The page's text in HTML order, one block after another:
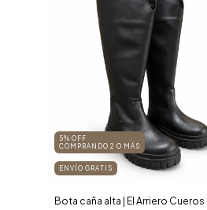
5% OFF
COMPRANDO 2 O MÁS
ENVÍO GRATIS
Bota caña alta | El Arriero Cueros